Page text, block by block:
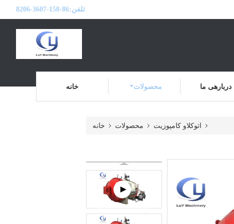
تلفن:86-150-3607-8206
خانه محصولات دربارهی ما
خانه محصولات اتوکلاو کامپوزیت